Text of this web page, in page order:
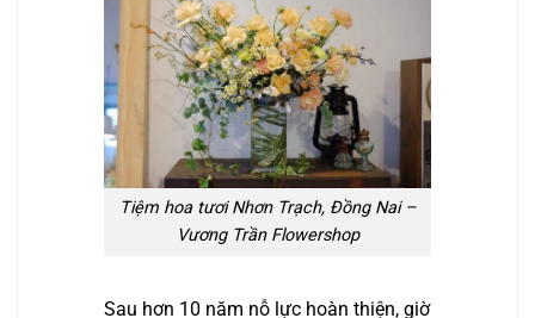
Tiệm hoa tươi Nhơn Trạch, Đồng Nai –
Vương Trần Flowershop
Sau hơn 10 năm nỗ lực hoàn thiện, giờ